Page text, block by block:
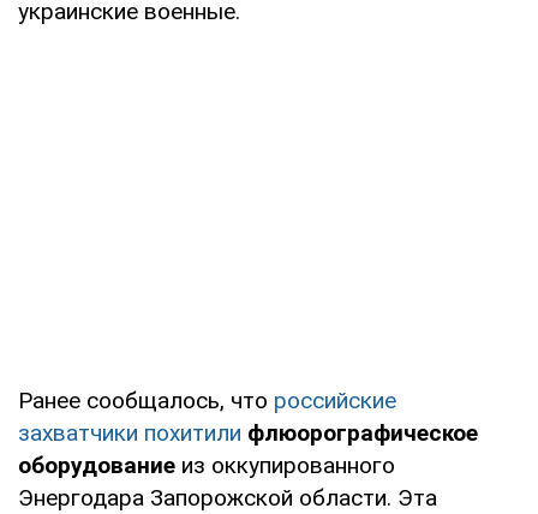
украинские военные.
Ранее сообщалось, что российские
захватчики похитили флюорографическое
оборудование из оккупированного
Энергодара Запорожской области. Эта